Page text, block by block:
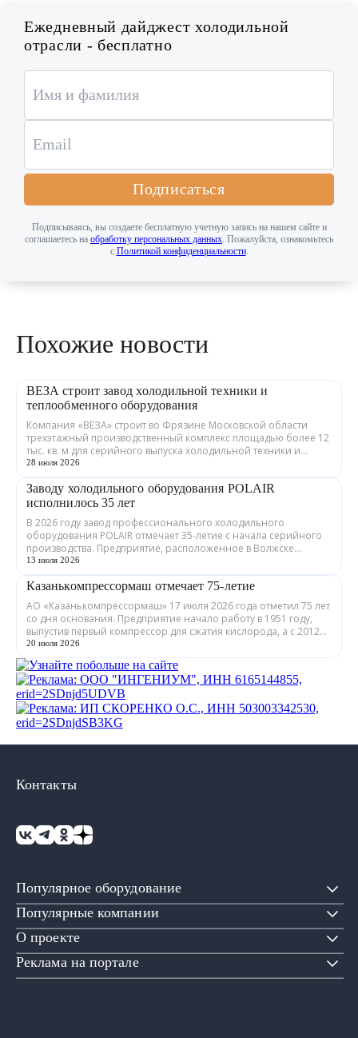
Ежедневный дайджест холодильной
отрасли - бесплатно
Подписаться
Подписываясь, вы создаете бесплатную учетную запись на нашем сайте и
соглашаетесь на обработку персональных данных . Пожалуйста, ознакомьтесь
с Политикой конфиденциальности.
Похожие новости
ВЕЗА строит завод холодильной техники и
теплообменного оборудования
Компания «ВЕЗА» строит во Фрязине Московской области
трехэтажный производственный комплекс площадью более 12
тыс. кв. м для серийного выпуска холодильной техники и
теплообменного оборудования. ...
28 июля 2026
Заводу холодильного оборудования POLAIR
исполнилось 35 лет
В 2026 году завод профессионального холодильного
оборудования POLAIR отмечает 35-летие с начала серийного
производства. Предприятие, расположенное в Волжске
Республики Марий Эл, выпускает обору...
13 июля 2026
Казанькомпрессормаш отмечает 75-летие
АО «Казанькомпрессормаш» 17 июля 2026 года отметил 75 лет
со дня основания. Предприятие начало работу в 1951 году,
выпустив первый компрессор для сжатия кислорода, а с 2012
года входит в состав...
20 июля 2026
Популярное оборудование
Популярные компании
О проекте
Реклама на портале
Контакты